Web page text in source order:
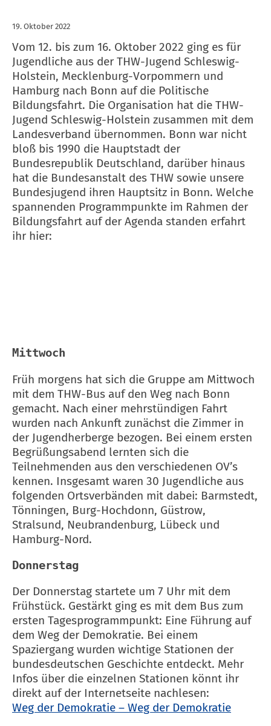
19. Oktober 2022
Vom 12. bis zum 16. Oktober 2022 ging es für
Jugendliche aus der THW-Jugend Schleswig-
Holstein, Mecklenburg-Vorpommern und
Hamburg nach Bonn auf die Politische
Bildungsfahrt. Die Organisation hat die THW-
Jugend Schleswig-Holstein zusammen mit dem
Landesverband übernommen. Bonn war nicht
bloß bis 1990 die Hauptstadt der
Bundesrepublik Deutschland, darüber hinaus
hat die Bundesanstalt des THW sowie unsere
Bundesjugend ihren Hauptsitz in Bonn. Welche
spannenden Programmpunkte im Rahmen der
Bildungsfahrt auf der Agenda standen erfahrt
ihr hier:
Mittwoch
Früh morgens hat sich die Gruppe am Mittwoch
mit dem THW-Bus auf den Weg nach Bonn
gemacht. Nach einer mehrstündigen Fahrt
wurden nach Ankunft zunächst die Zimmer in
der Jugendherberge bezogen. Bei einem ersten
Begrüßungsabend lernten sich die
Teilnehmenden aus den verschiedenen OV’s
kennen. Insgesamt waren 30 Jugendliche aus
folgenden Ortsverbänden mit dabei: Barmstedt,
Tönningen, Burg-Hochdonn, Güstrow,
Stralsund, Neubrandenburg, Lübeck und
Hamburg-Nord.
Donnerstag
Der Donnerstag startete um 7 Uhr mit dem
Frühstück. Gestärkt ging es mit dem Bus zum
ersten Tagesprogrammpunkt: Eine Führung auf
dem Weg der Demokratie. Bei einem
Spaziergang wurden wichtige Stationen der
bundesdeutschen Geschichte entdeckt. Mehr
Infos über die einzelnen Stationen könnt ihr
direkt auf der Internetseite nachlesen:
Weg der Demokratie – Weg der Demokratie